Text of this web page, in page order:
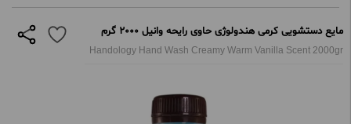
مايع دستشویی کرمی هندولوژی حاوی رایحه وانیل 2000 گرم
Handology Hand Wash Creamy Warm Vanilla Scent 2000gr